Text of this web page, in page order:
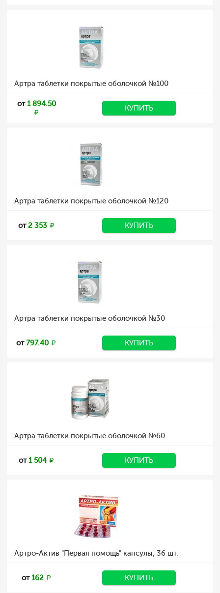
Артра таблетки покрытые оболочкой №100
от1 894.50 КУПИТЬ
Артра таблетки покрытые оболочкой №120
от2 353 КУПИТЬ
Артра таблетки покрытые оболочкой №30
от797.40 КУПИТЬ
Артра таблетки покрытые оболочкой №60
от1 504 КУПИТЬ
Артро-Актив "Первая помощь" капсулы, 36 шт.
от162 КУПИТЬ